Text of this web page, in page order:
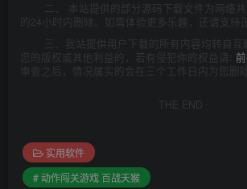
二、 本站提供的部分源码下载文件为网络
的24小时内删除。如需体验更多乐趣，还请支持
三、我站提供用户下载的所有内容均转自互
您的版权或其他利益的，若有侵犯你的权益请:
审查之后，情况属实的会在三个工作日内为您删除
THE END
实用软件
# 动作闯关游戏 百战天猴